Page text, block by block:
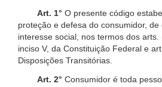
Art. 1° O presente código
proteção e defesa do consumidor,
interesse social, nos termos dos arts.
inciso V, da Constituição Federal e
Disposições Transitórias.
Art. 2° Consumidor é toda